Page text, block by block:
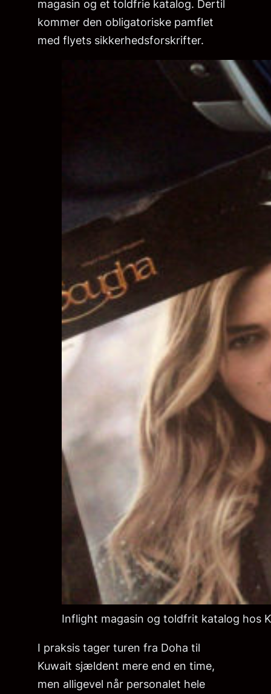
magasin og et toldfrie katalog. Dertil
kommer den obligatoriske pamflet
med flyets sikkerhedsforskrifter.
Inflight magasin og toldfrit katalog hos
I praksis tager turen fra Doha til
Kuwait sjældent mere end en time,
men alligevel når personalet hele